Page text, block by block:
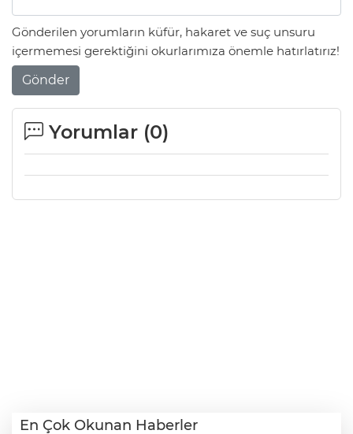
Gönderilen yorumların küfür, hakaret ve suç unsuru
içermemesi gerektiğini okurlarımıza önemle hatırlatırız!
Gönder
Yorumlar (0)
En Çok Okunan Haberler